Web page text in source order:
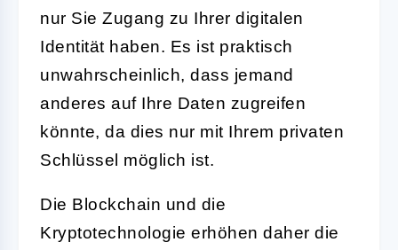
nur Sie Zugang zu Ihrer digitalen
Identität haben. Es ist praktisch
unwahrscheinlich, dass jemand
anderes auf Ihre Daten zugreifen
könnte, da dies nur mit Ihrem privaten
Schlüssel möglich ist.
Die Blockchain und die
Kryptotechnologie erhöhen daher die